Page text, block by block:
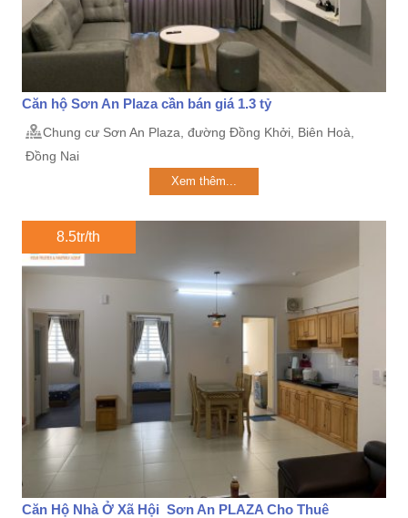
Căn hộ Sơn An Plaza cần bán giá 1.3 tỷ
Chung cư Sơn An Plaza, đường Đồng Khởi, Biên Hoà,
Đồng Nai
Xem thêm...
8.5tr/th
Căn Hộ Nhà Ở Xã Hội Sơn An PLAZA Cho Thuê